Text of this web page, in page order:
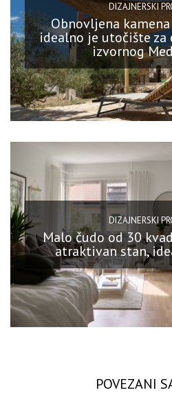
DIZAJNERSKI
Obnovljena
idealno je utočište za
izvornog
DIZAJNERSKI
Malo čudo od 30
atraktivan stan,
POVEZANI